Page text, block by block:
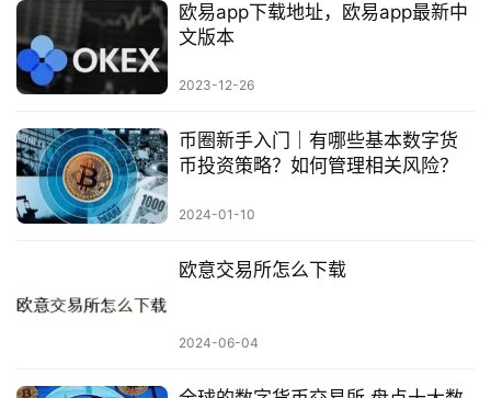
欧易app下载地址，欧易app最新中
文版本
2023-12-26
币圈新手入门｜有哪些基本数字货
币投资策略？如何管理相关风险？
2024-01-10
欧意交易所怎么下载
2024-06-04